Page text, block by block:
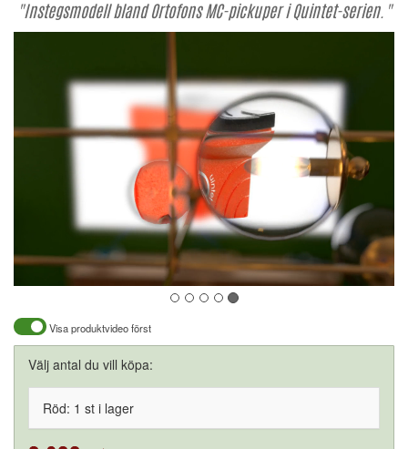
"Instegsmodell bland Ortofons MC-pickuper i Quintet-serien."
Visa produktvideo först
Välj antal du vill köpa:
Röd: 1 st i lager